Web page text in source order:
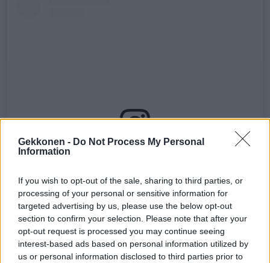
Gekkonen - Do Not Process My Personal
Information
If you wish to opt-out of the sale, sharing to third parties, or
processing of your personal or sensitive information for
targeted advertising by us, please use the below opt-out
section to confirm your selection. Please note that after your
opt-out request is processed you may continue seeing
interest-based ads based on personal information utilized by
us or personal information disclosed to third parties prior to
Näytä tämä julkaisu Instagramissa